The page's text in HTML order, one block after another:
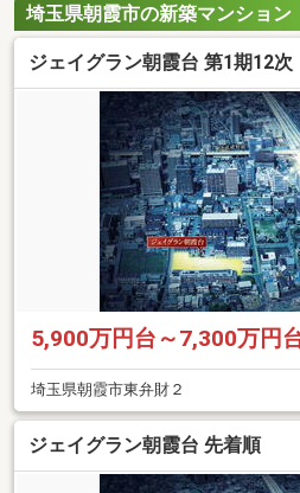
埼玉県朝霞市の新築マンション
ジェイグラン朝霞台 第1期12次
5,900万円台～7,300万円
埼玉県朝霞市東弁財２
ジェイグラン朝霞台 先着順